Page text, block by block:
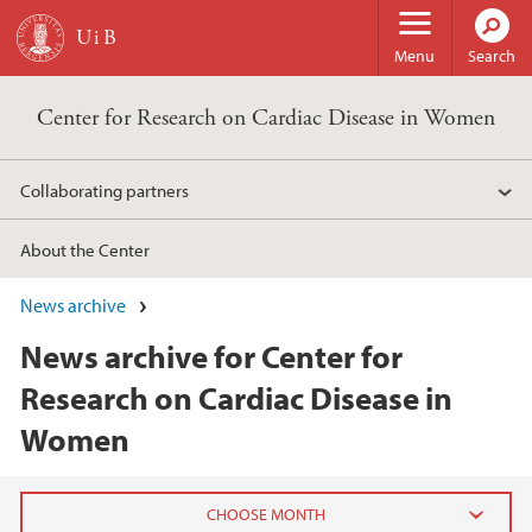
Skip to main content
Menu Search
Center for Research on Cardiac Disease in Women
Collaborating partners
About the Center
News archive
News archive for Center for
Research on Cardiac Disease in
Women